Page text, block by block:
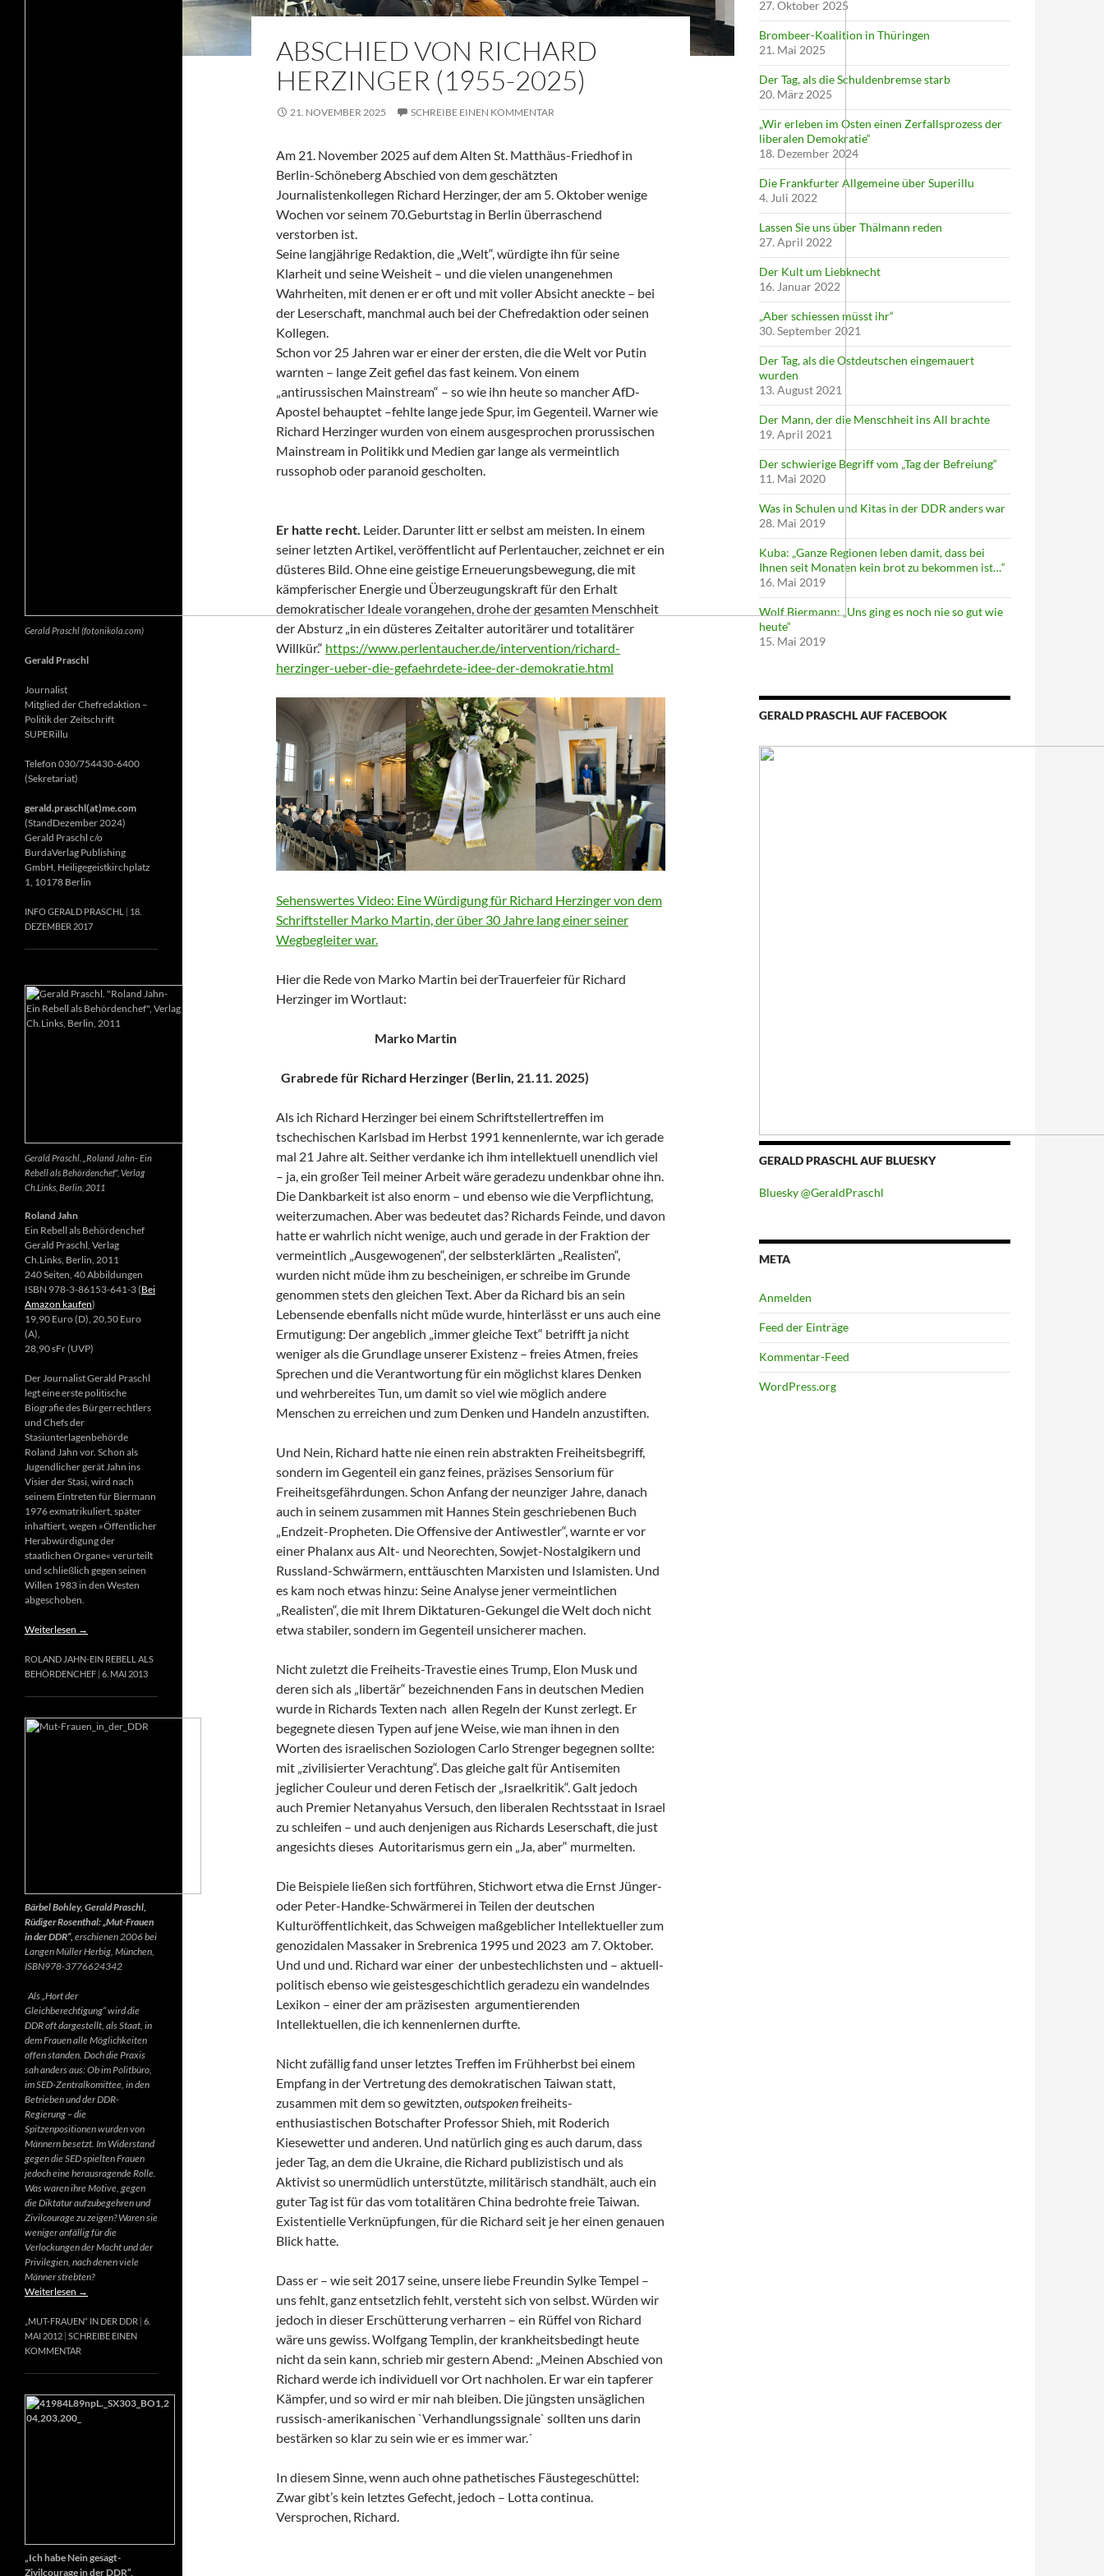
ABSCHIED VON RICHARD
HERZINGER (1955-2025)
21. NOVEMBER 2025 SCHREIBE EINEN KOMMENTAR
Am 21. November 2025 auf dem Alten St. Matthäus-Friedhof in
Berlin-Schöneberg Abschied von dem geschätzten
Journalistenkollegen Richard Herzinger, der am 5. Oktober wenige
Wochen vor seinem 70.Geburtstag in Berlin überraschend
verstorben ist.
Seine langjährige Redaktion, die „Welt“, würdigte ihn für seine
Klarheit und seine Weisheit – und die vielen unangenehmen
Wahrheiten, mit denen er er oft und mit voller Absicht aneckte – bei
der Leserschaft, manchmal auch bei der Chefredaktion oder seinen
Kollegen.
Schon vor 25 Jahren war er einer der ersten, die die Welt vor Putin
warnten – lange Zeit gefiel das fast keinem. Von einem
„antirussischen Mainstream“ – so wie ihn heute so mancher AfD-
Apostel behauptet –fehlte lange jede Spur, im Gegenteil. Warner wie
Richard Herzinger wurden von einem ausgesprochen prorussischen
Mainstream in Politikk und Medien gar lange als vermeintlich
russophob oder paranoid gescholten.
Er hatte recht. Leider. Darunter litt er selbst am meisten. In einem
seiner letzten Artikel, veröffentlicht auf Perlentaucher, zeichnet er ein
düsteres Bild. Ohne eine geistige Erneuerungsbewegung, die mit
kämpferischer Energie und Überzeugungskraft für den Erhalt
demokratischer Ideale vorangehen, drohe der gesamten Menschheit
der Absturz „in ein düsteres Zeitalter autoritärer und totalitärer
Willkür.“ https://www.perlentaucher.de/intervention/richard-
herzinger-ueber-die-gefaehrdete-idee-der-demokratie.html
Sehenswertes Video: Eine Würdigung für Richard Herzinger von dem
Schriftsteller Marko Martin, der über 30 Jahre lang einer seiner
Wegbegleiter war.
Hier die Rede von Marko Martin bei derTrauerfeier für Richard
Herzinger im Wortlaut:
Marko Martin
Grabrede für Richard Herzinger (Berlin, 21.11. 2025)
Als ich Richard Herzinger bei einem Schriftstellertreffen im
tschechischen Karlsbad im Herbst 1991 kennenlernte, war ich gerade
mal 21 Jahre alt. Seither verdanke ich ihm intellektuell unendlich viel
– ja, ein großer Teil meiner Arbeit wäre geradezu undenkbar ohne ihn.
Die Dankbarkeit ist also enorm – und ebenso wie die Verpflichtung,
weiterzumachen. Aber was bedeutet das? Richards Feinde, und davon
hatte er wahrlich nicht wenige, auch und gerade in der Fraktion der
vermeintlich „Ausgewogenen“, der selbsterklärten „Realisten“,
wurden nicht müde ihm zu bescheinigen, er schreibe im Grunde
genommen stets den gleichen Text. Aber da Richard bis an sein
Lebensende ebenfalls nicht müde wurde, hinterlässt er uns auch eine
Ermutigung: Der angeblich „immer gleiche Text“ betrifft ja nicht
weniger als die Grundlage unserer Existenz – freies Atmen, freies
Sprechen und die Verantwortung für ein möglichst klares Denken
und wehrbereites Tun, um damit so viel wie möglich andere
Menschen zu erreichen und zum Denken und Handeln anzustiften.
Und Nein, Richard hatte nie einen rein abstrakten Freiheitsbegriff,
sondern im Gegenteil ein ganz feines, präzises Sensorium für
Freiheitsgefährdungen. Schon Anfang der neunziger Jahre, danach
auch in seinem zusammen mit Hannes Stein geschriebenen Buch
„Endzeit-Propheten. Die Offensive der Antiwestler“, warnte er vor
einer Phalanx aus Alt- und Neorechten, Sowjet-Nostalgikern und
Russland-Schwärmern, enttäuschten Marxisten und Islamisten. Und
es kam noch etwas hinzu: Seine Analyse jener vermeintlichen
„Realisten“, die mit Ihrem Diktaturen-Gekungel die Welt doch nicht
etwa stabiler, sondern im Gegenteil unsicherer machen.
Nicht zuletzt die Freiheits-Travestie eines Trump, Elon Musk und
deren sich als „libertär“ bezeichnenden Fans in deutschen Medien
wurde in Richards Texten nach allen Regeln der Kunst zerlegt. Er
begegnete diesen Typen auf jene Weise, wie man ihnen in den
Worten des israelischen Soziologen Carlo Strenger begegnen sollte:
mit „zivilisierter Verachtung“. Das gleiche galt für Antisemiten
jeglicher Couleur und deren Fetisch der „Israelkritik“. Galt jedoch
auch Premier Netanyahus Versuch, den liberalen Rechtsstaat in Israel
zu schleifen – und auch denjenigen aus Richards Leserschaft, die just
angesichts dieses Autoritarismus gern ein „Ja, aber“ murmelten.
Die Beispiele ließen sich fortführen, Stichwort etwa die Ernst Jünger-
oder Peter-Handke-Schwärmerei in Teilen der deutschen
Kulturöffentlichkeit, das Schweigen maßgeblicher Intellektueller zum
genozidalen Massaker in Srebrenica 1995 und 2023 am 7. Oktober.
Und und und. Richard war einer der unbestechlichsten und – aktuell-
politisch ebenso wie geistesgeschichtlich geradezu ein wandelndes
Lexikon – einer der am präzisesten argumentierenden
Intellektuellen, die ich kennenlernen durfte.
Nicht zufällig fand unser letztes Treffen im Frühherbst bei einem
Empfang in der Vertretung des demokratischen Taiwan statt,
zusammen mit dem so gewitzten, outspokenfreiheits-
enthusiastischen Botschafter Professor Shieh, mit Roderich
Kiesewetter und anderen. Und natürlich ging es auch darum, dass
jeder Tag, an dem die Ukraine, die Richard publizistisch und als
Aktivist so unermüdlich unterstützte, militärisch standhält, auch ein
guter Tag ist für das vom totalitären China bedrohte freie Taiwan.
Existentielle Verknüpfungen, für die Richard seit je her einen genauen
Blick hatte.
Dass er – wie seit 2017 seine, unsere liebe Freundin Sylke Tempel –
uns fehlt, ganz entsetzlich fehlt, versteht sich von selbst. Würden wir
jedoch in dieser Erschütterung verharren – ein Rüffel von Richard
wäre uns gewiss. Wolfgang Templin, der krankheitsbedingt heute
nicht da sein kann, schrieb mir gestern Abend: „Meinen Abschied von
Richard werde ich individuell vor Ort nachholen. Er war ein tapferer
Kämpfer, und so wird er mir nah bleiben. Die jüngsten unsäglichen
russisch-amerikanischen `Verhandlungssignale` sollten uns darin
bestärken so klar zu sein wie er es immer war.´
In diesem Sinne, wenn auch ohne pathetisches Fäustegeschüttel:
Zwar gibt’s kein letztes Gefecht, jedoch – Lotta continua.
Versprochen, Richard.
27. Oktober 2025
Brombeer-Koalition in Thüringen
21. Mai 2025
Der Tag, als die Schuldenbremse starb
20. März 2025
„Wir erleben im Osten einen Zerfallsprozess der
liberalen Demokratie“
18. Dezember 2024
Die Frankfurter Allgemeine über Superillu
4. Juli 2022
Lassen Sie uns über Thälmann reden
27. April 2022
Der Kult um Liebknecht
16. Januar 2022
„Aber schiessen müsst ihr“
30. September 2021
Der Tag, als die Ostdeutschen eingemauert
wurden
13. August 2021
Der Mann, der die Menschheit ins All brachte
19. April 2021
Der schwierige Begriff vom „Tag der Befreiung“
11. Mai 2020
Was in Schulen und Kitas in der DDR anders war
28. Mai 2019
Kuba: „Ganze Regionen leben damit, dass bei
Ihnen seit Monaten kein brot zu bekommen ist…“
16. Mai 2019
Wolf Biermann: „Uns ging es noch nie so gut wie
heute“
15. Mai 2019
GERALD PRASCHL AUF FACEBOOK
GERALD PRASCHL AUF BLUESKY
Bluesky @GeraldPraschl
META
Anmelden
Feed der Einträge
Kommentar-Feed
WordPress.org
Gerald Praschl (fotonikola.com)
Gerald Praschl
Journalist
Mitglied der Chefredaktion –
Politik der Zeitschrift
SUPERillu
Telefon 030/754430-6400
(Sekretariat)
gerald.praschl(at)me.com
(StandDezember 2024)
Gerald Praschl c/o
BurdaVerlag Publishing
GmbH, Heiligegeistkirchplatz
1, 10178 Berlin
INFO GERALD PRASCHL
18.
DEZEMBER 2017
Gerald Praschl. „Roland Jahn- Ein
Rebell als Behördenchef“, Verlag
Ch.Links, Berlin, 2011
Roland Jahn
Ein Rebell als Behördenchef
Gerald Praschl, Verlag
Ch.Links, Berlin, 2011
240 Seiten, 40 Abbildungen
ISBN 978-3-86153-641-3 (Bei
Amazon kaufen)
19,90 Euro (D), 20,50 Euro
(A),
28,90 sFr (UVP)
Der Journalist Gerald Praschl
legt eine erste politische
Biografie des Bürgerrechtlers
und Chefs der
Stasiunterlagenbehörde
Roland Jahn vor. Schon als
Jugendlicher gerät Jahn ins
Visier der Stasi, wird nach
seinem Eintreten für Biermann
1976 exmatrikuliert, später
inhaftiert, wegen »Öffentlicher
Herabwürdigung der
staatlichen Organe« verurteilt
und schließlich gegen seinen
Willen 1983 in den Westen
abgeschoben.
Weiterlesen →
ROLAND JAHN-EIN REBELL ALS
BEHÖRDENCHEF 6. MAI 2013
Bärbel Bohley, Gerald Praschl,
Rüdiger Rosenthal: „Mut-Frauen
in der DDR“, erschienen 2006 bei
Langen Müller Herbig, München,
ISBN978-3776624342
Als „Hort der
Gleichberechtigung“ wird die
DDR oft dargestellt, als Staat, in
dem Frauen alle Möglichkeiten
offen standen. Doch die Praxis
sah anders aus: Ob im Politbüro,
im SED-Zentralkomittee, in den
Betrieben und der DDR-
Regierung – die
Spitzenpositionen wurden von
Männern besetzt. Im Widerstand
gegen die SED spielten Frauen
jedoch eine herausragende Rolle.
Was waren ihre Motive, gegen
die Diktatur aufzubegehren und
Zivilcourage zu zeigen? Waren sie
weniger anfällig für die
Verlockungen der Macht und der
Privilegien, nach denen viele
Männer strebten?
Weiterlesen →
„MUT-FRAUEN“ IN DER DDR 6.
MAI 2012 SCHREIBE EINEN
KOMMENTAR
„Ich habe Nein gesagt-
Zivilcourage in der DDR“,